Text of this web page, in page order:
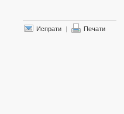
Испрати | Печати